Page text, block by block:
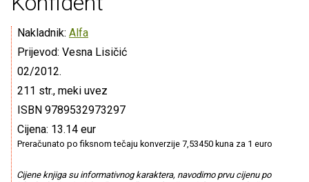
Nakladnik: Alfa
Prijevod: Vesna Lisičić
02/2012.
211 str., meki uvez
ISBN 9789532973297
Cijena: 13.14 eur
Preračunato po fiksnom tečaju konverzije 7,53450 kuna za 1 euro
Cijene knjiga su informativnog karaktera, navodimo prvu cijenu po